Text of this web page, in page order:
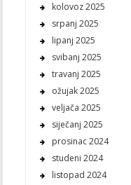
kolovoz 2025
srpanj 2025
lipanj 2025
svibanj 2025
travanj 2025
ožujak 2025
veljača 2025
siječanj 2025
prosinac 2024
studeni 2024
listopad 2024